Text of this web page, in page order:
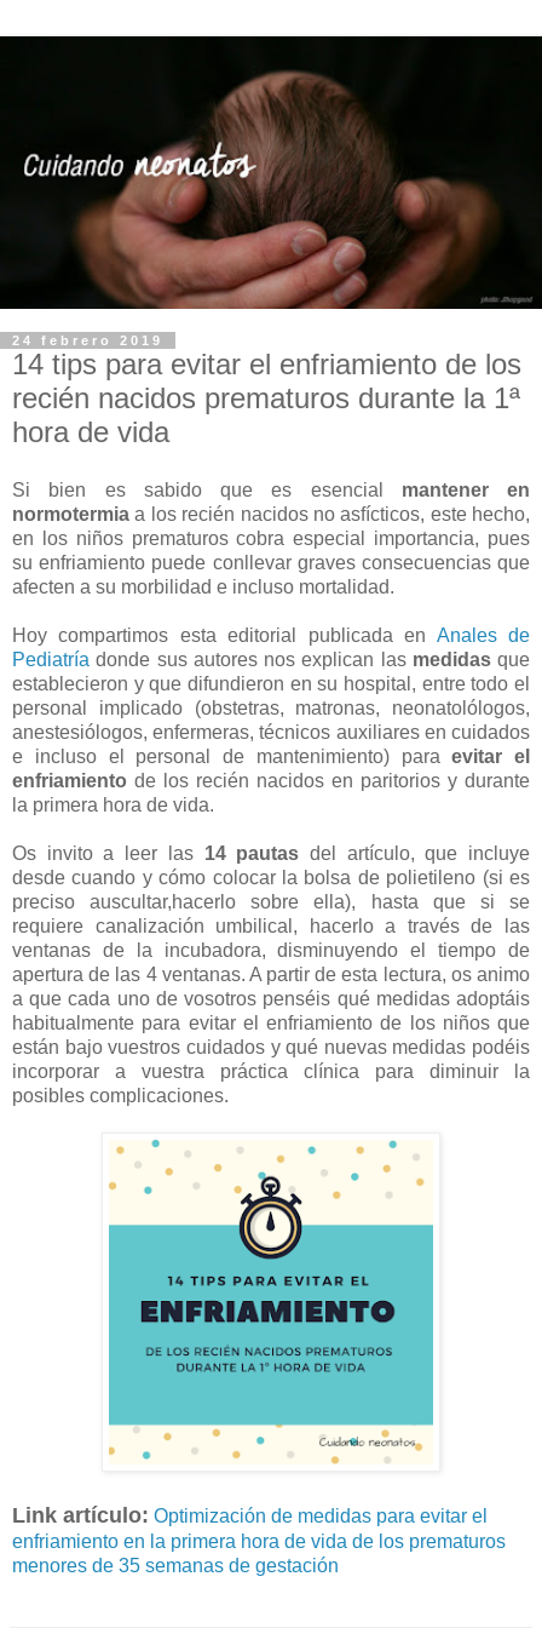
24 febrero 2019
14 tips para evitar el enfriamiento de los
recién nacidos prematuros durante la 1ª
hora de vida
Si bien es sabido que es esencial mantener en
normotermia a los recién nacidos no asfícticos, este hecho,
en los niños prematuros cobra especial importancia, pues
su enfriamiento puede conllevar graves consecuencias que
afecten a su morbilidad e incluso mortalidad.
Hoy compartimos esta editorial publicada en Anales de
Pediatría donde sus autores nos explican las medidasque
establecieron y que difundieron en su hospital, entre todo el
personal implicado (obstetras, matronas, neonatolólogos,
anestesiólogos, enfermeras, técnicos auxiliares en cuidados
e incluso el personal de mantenimiento) paraevitar el
enfriamiento de los recién nacidos en paritorios y durante
la primera hora de vida.
Os invito a leer las 14 pautas del artículo, que incluye
desde cuando y cómo colocar la bolsa de polietileno (si es
preciso auscultar,hacerlo sobre ella), hasta que si se
requiere canalización umbilical, hacerlo a través de las
ventanas de la incubadora, disminuyendo el tiempo de
apertura de las 4 ventanas. A partir de esta lectura, os animo
a que cada uno de vosotros penséis qué medidas adoptáis
habitualmente para evitar el enfriamiento de los niños que
están bajo vuestros cuidados y qué nuevas medidas podéis
incorporar a vuestra práctica clínica para diminuir la
posibles complicaciones.
Link artículo: Optimización de medidas para evitar el
enfriamiento en la primera hora de vida de los prematuros
menores de 35 semanas de gestación